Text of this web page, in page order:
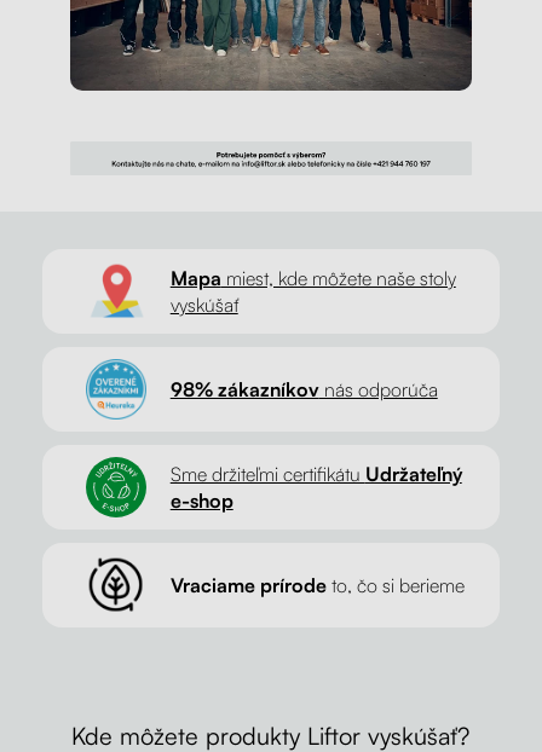
Mapa miest, kde môžete naše stoly
vyskúšať
98% zákazníkovnás odporúča
Sme držiteľmi certifikátu Udržateľný
e-shop
Vraciame prírodeto, čo si berieme
Kde môžete produkty Liftor vyskúšať?